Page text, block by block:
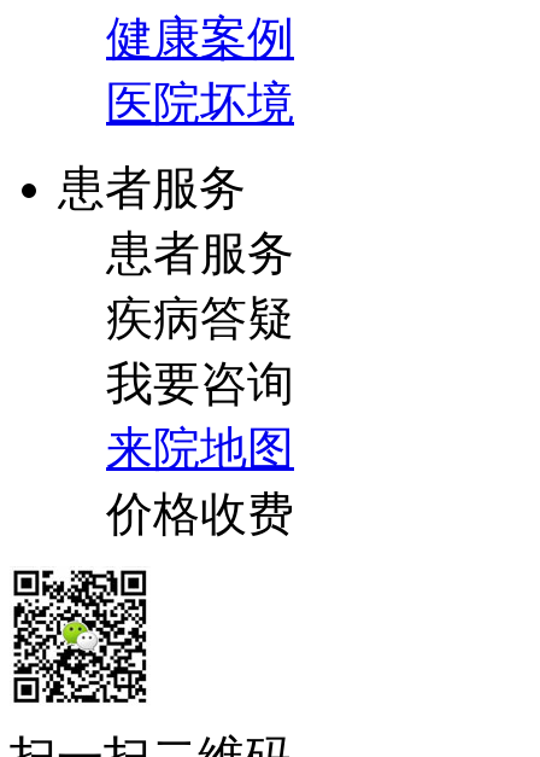
健康案例
医院坏境
患者服务
患者服务
疾病答疑
我要咨询
来院地图
价格收费